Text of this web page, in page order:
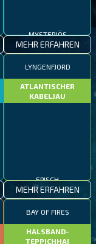
MYSTERIÖS
MEHR ERFAHREN
LYNGENFJORD
ATLANTISCHER
KABELJAU
EPISCH
MEHR ERFAHREN
BAY OF FIRES
HALSBAND-
TEPPICHHAI